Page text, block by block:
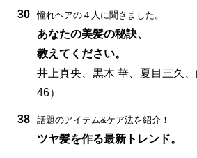
30 憧れヘアの４人に聞きました。
あなたの美髪の秘訣、
教えてください。
井上真央、黒木 華、夏目三久
46）
38 話題のアイテム&ケア法を紹介！
ツヤ髪を作る最新トレンド。